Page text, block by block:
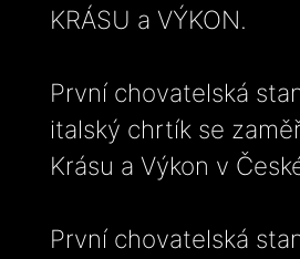
KRÁSU a VÝKON.
První chovatelská
italský chrtík se
Krásu a Výkon v
První chovatelská